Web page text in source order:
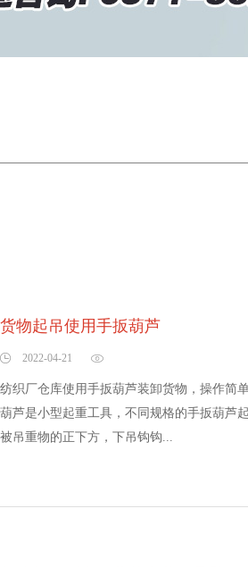
货物起吊使用手扳葫芦
2022-04-21
纺织厂仓库使用手扳葫芦装卸货物，操作简
葫芦是小型起重工具，不同规格的手扳葫芦
被吊重物的正下方，下吊钩钩...